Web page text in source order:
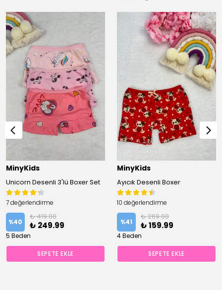
MinyKids
Unicorn Desenli 3'lü Boxer Set
7 değerlendirme
%40
₺ 419.00
₺ 249.99
5 Beden
SEPETE EKLE
MinyKids
Ayıcık Desenli Boxer
10 değerlendirme
%41
₺ 269.00
₺ 159.99
4 Beden
SEPETE EKLE